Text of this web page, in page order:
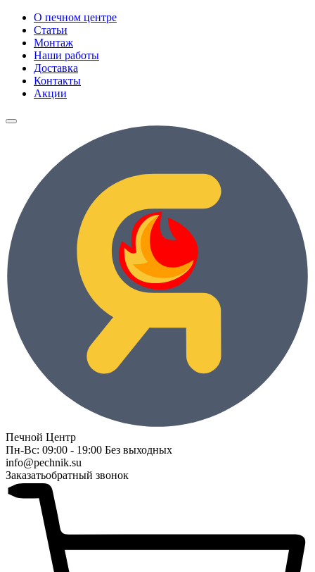
О печном центре
Статьи
Монтаж
Наши работы
Доставка
Контакты
Акции
Печной Центр
Пн-Вс: 09:00 - 19:00 Без выходных
info@pechnik.su
Заказатьобратный звонок